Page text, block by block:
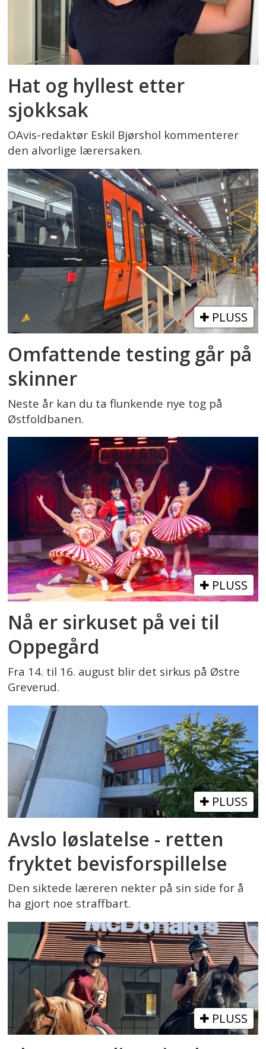
Hat og hyllest etter
sjokksak
OAvis-redaktør Eskil Bjørshol kommenterer
den alvorlige lærersaken.
PLUSS
Omfattende testing går på
skinner
Neste år kan du ta flunkende nye tog på
Østfoldbanen.
PLUSS
Nå er sirkuset på vei til
Oppegård
Fra 14. til 16. august blir det sirkus på Østre
Greverud.
PLUSS
Avslo løslatelse - retten
fryktet bevisforspillelse
Den siktede læreren nekter på sin side for å
ha gjort noe straffbart.
PLUSS